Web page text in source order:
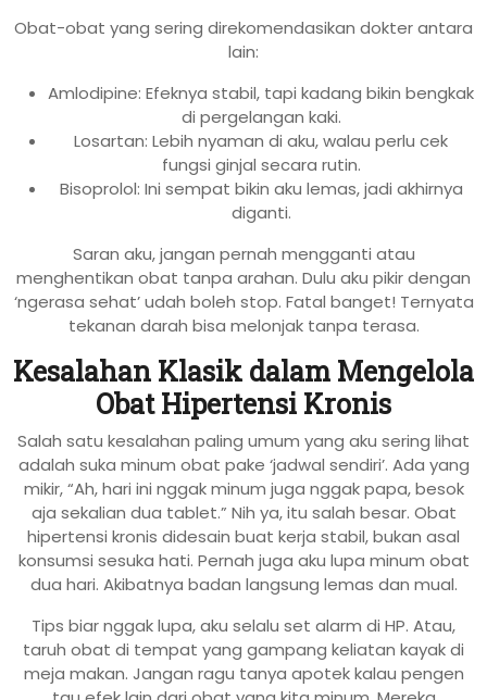
Obat-obat yang sering direkomendasikan dokter antara
lain:
Amlodipine: Efeknya stabil, tapi kadang bikin bengkak
di pergelangan kaki.
Losartan: Lebih nyaman di aku, walau perlu cek
fungsi ginjal secara rutin.
Bisoprolol: Ini sempat bikin aku lemas, jadi akhirnya
diganti.
Saran aku, jangan pernah mengganti atau
menghentikan obat tanpa arahan. Dulu aku pikir dengan
‘ngerasa sehat’ udah boleh stop. Fatal banget! Ternyata
tekanan darah bisa melonjak tanpa terasa.
Kesalahan Klasik dalam Mengelola
Obat Hipertensi Kronis
Salah satu kesalahan paling umum yang aku sering lihat
adalah suka minum obat pake ‘jadwal sendiri’. Ada yang
mikir, “Ah, hari ini nggak minum juga nggak papa, besok
aja sekalian dua tablet.” Nih ya, itu salah besar. Obat
hipertensi kronis didesain buat kerja stabil, bukan asal
konsumsi sesuka hati. Pernah juga aku lupa minum obat
dua hari. Akibatnya badan langsung lemas dan mual.
Tips biar nggak lupa, aku selalu set alarm di HP. Atau,
taruh obat di tempat yang gampang keliatan kayak di
meja makan. Jangan ragu tanya apotek kalau pengen